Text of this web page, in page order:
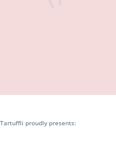
Tartuffli proudly presents: